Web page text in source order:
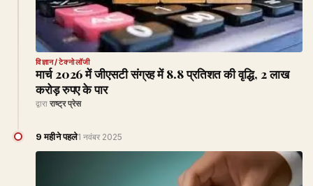
विज्ञान/टेक्नोलॉजी
मार्च 2026 में जीएसटी संग्रह में 8.8 प्रतिशत की वृद्धि, 2 लाख
करोड़ रुपए के पार
द्वारा राष्ट्र प्रेस
9 महीने पहले1 नवंबर 2025